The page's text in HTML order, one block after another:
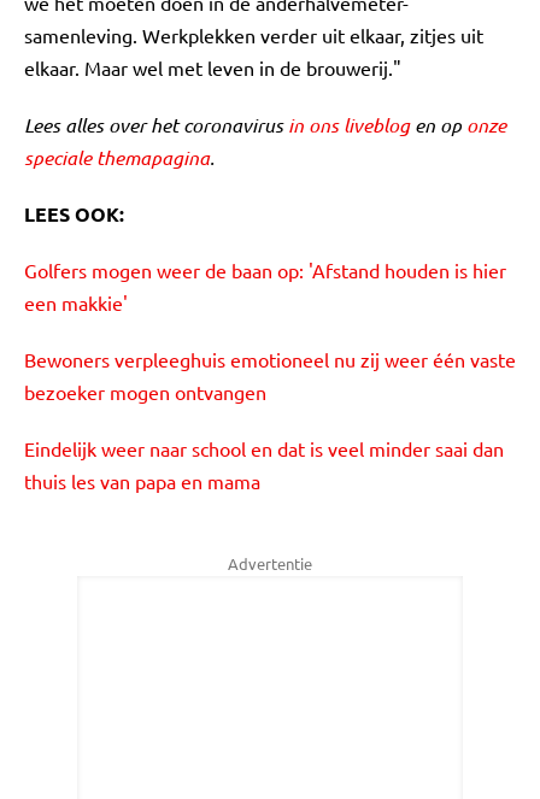
samenleving. Werkplekken verder uit elkaar, zitjes uit
elkaar. Maar wel met leven in de brouwerij."
Lees alles over het coronavirusin ons liveblogen op onze
speciale themapagina.
LEES OOK:
Golfers mogen weer de baan op: 'Afstand houden is hier
een makkie'
Bewoners verpleeghuis emotioneel nu zij weer één vaste
bezoeker mogen ontvangen
Eindelijk weer naar school en dat is veel minder saai dan
thuis les van papa en mama
Advertentie